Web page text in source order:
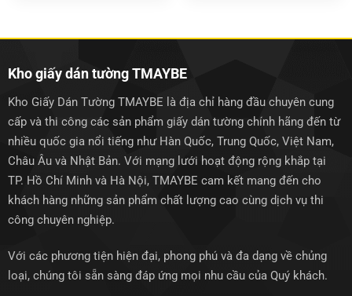
Kho giấy dán tường TMAYBE
Kho Giấy Dán Tường TMAYBE là địa chỉ hàng đầu chuyên cung
cấp và thi công các sản phẩm giấy dán tường chính hãng đến từ
nhiều quốc gia nổi tiếng như Hàn Quốc, Trung Quốc, Việt Nam,
Châu Âu và Nhật Bản. Với mạng lưới hoạt động rộng khắp tại
TP. Hồ Chí Minh và Hà Nội, TMAYBE cam kết mang đến cho
khách hàng những sản phẩm chất lượng cao cùng dịch vụ thi
công chuyên nghiệp.
Với các phương tiện hiện đại, phong phú và đa dạng về chủng
loại, chúng tôi sẵn sàng đáp ứng mọi nhu cầu của Quý khách.